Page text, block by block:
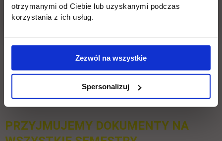
otrzymanymi od Ciebie lub uzyskanymi podczas
korzystania z ich usług.
Zezwól na wszystkie
Spersonalizuj
Ważne!Zapoznaj się z zasadami dotyczącymi rekrutacji
cudzoziemców z zagranicznymi dokumentami - szczegóły
PRZYJMUJEMY DOKUMENTY NA